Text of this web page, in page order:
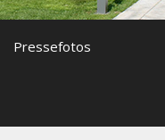
Pressefotos